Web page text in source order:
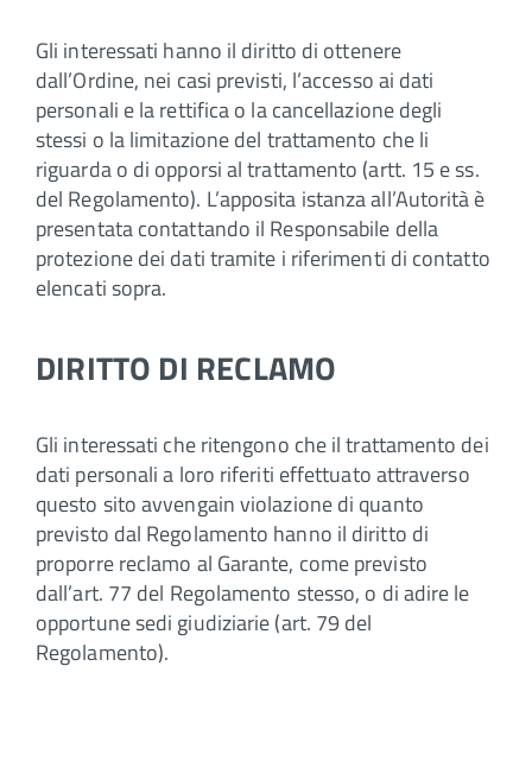
Gli interessati hanno il diritto di ottenere
dall’Ordine, nei casi previsti, l’accesso ai dati
personali e la rettifica o la cancellazione degli
stessi o la limitazione del trattamento che li
riguarda o di opporsi al trattamento (artt. 15 e ss.
del Regolamento). L’apposita istanza all’Autorità è
presentata contattando il Responsabile della
protezione dei dati tramite i riferimenti di contatto
elencati sopra.
DIRITTO DI RECLAMO
Gli interessati che ritengono che il trattamento dei
dati personali a loro riferiti effettuato attraverso
questo sito avvengain violazione di quanto
previsto dal Regolamento hanno il diritto di
proporre reclamo al Garante, come previsto
dall’art. 77 del Regolamento stesso, o di adire le
opportune sedi giudiziarie (art. 79 del
Regolamento).